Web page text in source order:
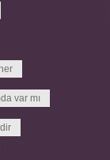
var mı